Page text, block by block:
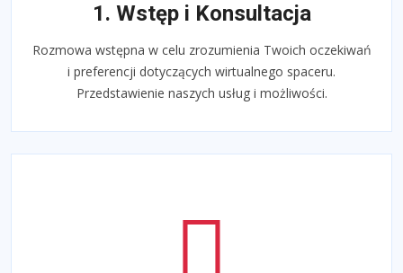
1. Wstęp i Konsultacja
Rozmowa wstępna w celu zrozumienia Twoich oczekiwań
i preferencji dotyczących wirtualnego spaceru.
Przedstawienie naszych usług i możliwości.